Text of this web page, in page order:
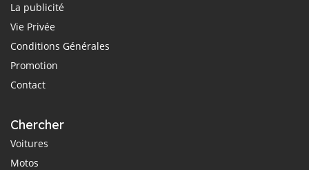
La publicité
Vie Privée
Conditions Générales
Promotion
Contact
Chercher
Voitures
Motos